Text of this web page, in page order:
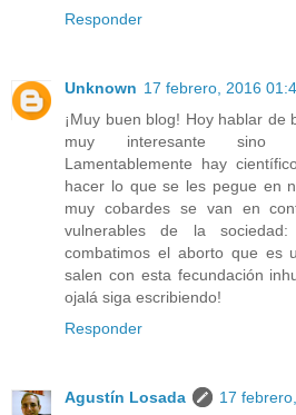
Responder
Unknown 17 febrero, 2016
¡Muy buen blog! Hoy hablar de
muy interesante sino
Lamentablemente hay
hacer lo que se les pegue en
muy cobardes se van en
vulnerables de la
combatimos el aborto que es
salen con esta fecundación
ojalá siga escribiendo!
Responder
Agustín Losada
17